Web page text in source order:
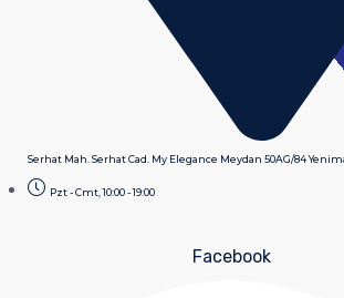
Serhat Mah. Serhat Cad. My Elegance Meydan 50AG/84
Pzt - Cmt, 10:00 - 19:00
Facebook